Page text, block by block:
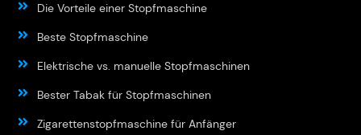
Die Vorteile einer Stopfmaschine
Beste Stopfmaschine
Elektrische vs. manuelle Stopfmaschinen
Bester Tabak für Stopfmaschinen
Zigarettenstopfmaschine für Anfänger